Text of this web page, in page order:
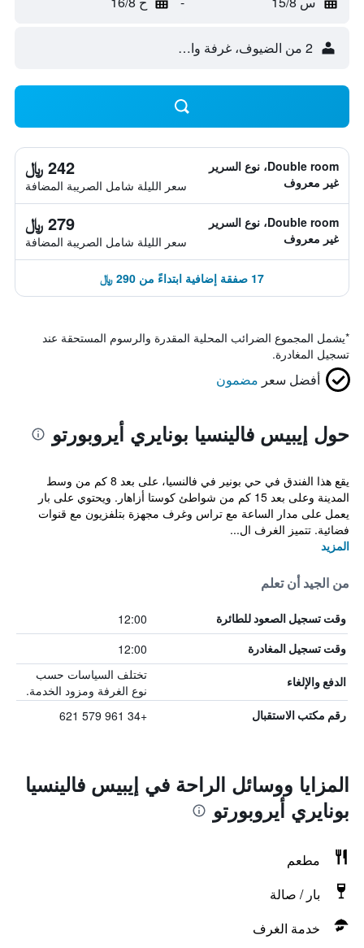
2 من الضيوف، غرفة واحدة
Double room، نوع السرير
غير معروف
242 ﷼
سعر الليلة شامل الصريبة المضافة
Double room، نوع السرير
غير معروف
279 ﷼
سعر الليلة شامل الصريبة المضافة
17 صفقة إضافية ابتداءً من 290 ﷼
*يشمل المجموع الضرائب المحلية المقدرة والرسوم المستحقة عند
تسجيل المغادرة.
أفضل سعر مضمون
حول إيبيس فالينسيا بونايري أيروبورتو
يقع هذا الفندق في حي بونير في فالنسيا، على بعد 8 كم من وسط
المدينة وعلى بعد 15 كم من شواطئ كوستا أزاهار. ويحتوي على بار
يعمل على مدار الساعة مع تراس وغرف مجهزة بتلفزيون مع قنوات
فضائية. تتميز الغرف ال...
المزيد
من الجيد أن تعلم
وقت تسجيل الصعود للطائرة 12:00
وقت تسجيل المغادرة 12:00
الدفع والإلغاء
تختلف السياسات حسب
نوع الغرفة ومزود الخدمة.
رقم مكتب الاستقبال +34 961 579 621
المزايا ووسائل الراحة في إيبيس فالينسيا
بونايري أيروبورتو
مطعم
بار / صالة
خدمة الغرف